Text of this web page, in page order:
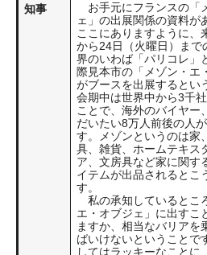
知事
お手元にフランスの「
ェ」の出展関係の資料が
ここにありますように、
から24日（火曜日）まで
界のいわば「パリコレ」
際見本市の「メゾン・エ
がブースを出展するとい
会期中は世界中から3千
ことで、海外のバイヤー
だいたい8万人前後の人
す。メゾンというのは家
具、雑貨、ホームテキス
ア、文房具など家に関す
イテムが出品されるとこ
す。
私の承知しているとこ
エ・オブジェ」に出すこ
ますか、相当なバリアを
ばいけないということで
してはラッキーなことに